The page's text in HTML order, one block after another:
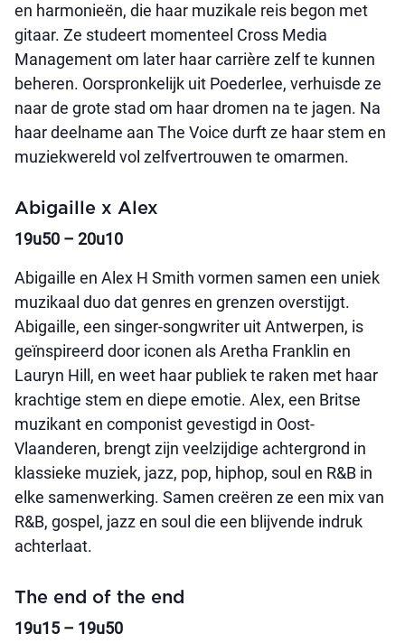
en harmonieën, die haar muzikale reis begon met
gitaar. Ze studeert momenteel Cross Media
Management om later haar carrière zelf te kunnen
beheren. Oorspronkelijk uit Poederlee, verhuisde ze
naar de grote stad om haar dromen na te jagen. Na
haar deelname aan The Voice durft ze haar stem en
muziekwereld vol zelfvertrouwen te omarmen.
Abigaille x Alex
19u50 – 20u10
Abigaille en Alex H Smith vormen samen een uniek
muzikaal duo dat genres en grenzen overstijgt.
Abigaille, een singer-songwriter uit Antwerpen, is
geïnspireerd door iconen als Aretha Franklin en
Lauryn Hill, en weet haar publiek te raken met haar
krachtige stem en diepe emotie. Alex, een Britse
muzikant en componist gevestigd in Oost-
Vlaanderen, brengt zijn veelzijdige achtergrond in
klassieke muziek, jazz, pop, hiphop, soul en R&B in
elke samenwerking. Samen creëren ze een mix van
R&B, gospel, jazz en soul die een blijvende indruk
achterlaat.
The end of the end
19u15 – 19u50